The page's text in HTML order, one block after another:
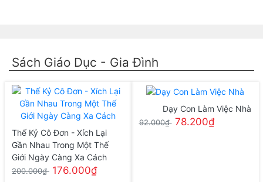
Sách Giáo Dục - Gia Đình
Thế Kỷ Cô Đơn - Xích Lại
Gần Nhau Trong Một Thế
Giới Ngày Càng Xa Cách
200.000₫ 176.000₫
Dạy Con Làm Việc Nhà
92.000₫ 78.200₫